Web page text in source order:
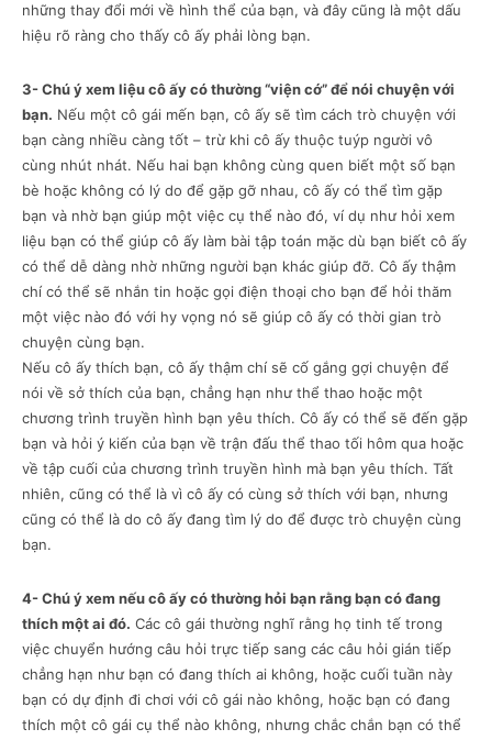
những thay đổi mới về hình thể của bạn, và đây cũng là một dấu
hiệu rõ ràng cho thấy cô ấy phải lòng bạn.
3- Chú ý xem liệu cô ấy có thường “viện cớ” để nói chuyện với
bạn. Nếu một cô gái mến bạn, cô ấy sẽ tìm cách trò chuyện với
bạn càng nhiều càng tốt – trừ khi cô ấy thuộc tuýp người vô
cùng nhút nhát. Nếu hai bạn không cùng quen biết một số bạn
bè hoặc không có lý do để gặp gỡ nhau, cô ấy có thể tìm gặp
bạn và nhờ bạn giúp một việc cụ thể nào đó, ví dụ như hỏi xem
liệu bạn có thể giúp cô ấy làm bài tập toán mặc dù bạn biết cô ấy
có thể dễ dàng nhờ những người bạn khác giúp đỡ. Cô ấy thậm
chí có thể sẽ nhắn tin hoặc gọi điện thoại cho bạn để hỏi thăm
một việc nào đó với hy vọng nó sẽ giúp cô ấy có thời gian trò
chuyện cùng bạn.
Nếu cô ấy thích bạn, cô ấy thậm chí sẽ cố gắng gợi chuyện để
nói về sở thích của bạn, chẳng hạn như thể thao hoặc một
chương trình truyền hình bạn yêu thích. Cô ấy có thể sẽ đến gặp
bạn và hỏi ý kiến của bạn về trận đấu thể thao tối hôm qua hoặc
về tập cuối của chương trình truyền hình mà bạn yêu thích. Tất
nhiên, cũng có thể là vì cô ấy có cùng sở thích với bạn, nhưng
cũng có thể là do cô ấy đang tìm lý do để được trò chuyện cùng
bạn.
4- Chú ý xem nếu cô ấy có thường hỏi bạn rằng bạn có đang
thích một ai đó. Các cô gái thường nghĩ rằng họ tinh tế trong
việc chuyển hướng câu hỏi trực tiếp sang các câu hỏi gián tiếp
chẳng hạn như bạn có đang thích ai không, hoặc cuối tuần này
bạn có dự định đi chơi với cô gái nào không, hoặc bạn có đang
thích một cô gái cụ thể nào không, nhưng chắc chắn bạn có thể